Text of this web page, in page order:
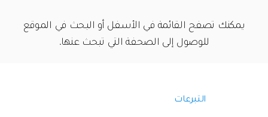
يمكنك تصفح القائمة في الأسفل أو البحث في الموقع
للوصول إلى الصحفة التي تبحث عنها.
التبرعات